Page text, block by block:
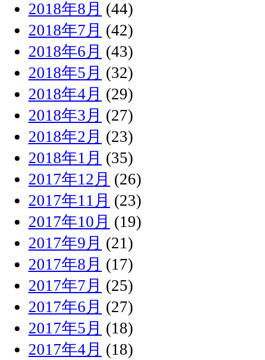
2018年8月 (44)
2018年7月 (42)
2018年6月 (43)
2018年5月 (32)
2018年4月 (29)
2018年3月 (27)
2018年2月 (23)
2018年1月 (35)
2017年12月 (26)
2017年11月 (23)
2017年10月 (19)
2017年9月 (21)
2017年8月 (17)
2017年7月 (25)
2017年6月 (27)
2017年5月 (18)
2017年4月 (18)